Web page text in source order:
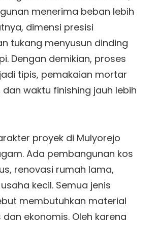
menerima beban lebih
dimensi presisi
tukang menyusun dinding
Dengan demikian, proses
tipis, pemakaian mortar
waktu finishing jauh lebih
proyek di Mulyorejo
Ada pembangunan kos
renovasi rumah lama,
kecil. Semua jenis
membutuhkan material
ekonomis. Oleh karena